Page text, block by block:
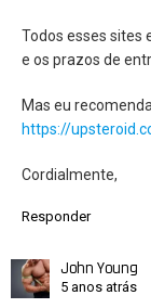
Todos esses sites
e os prazos de
Mas eu
https://
Cordialmente,
Responder
John Young
5 anos atrás